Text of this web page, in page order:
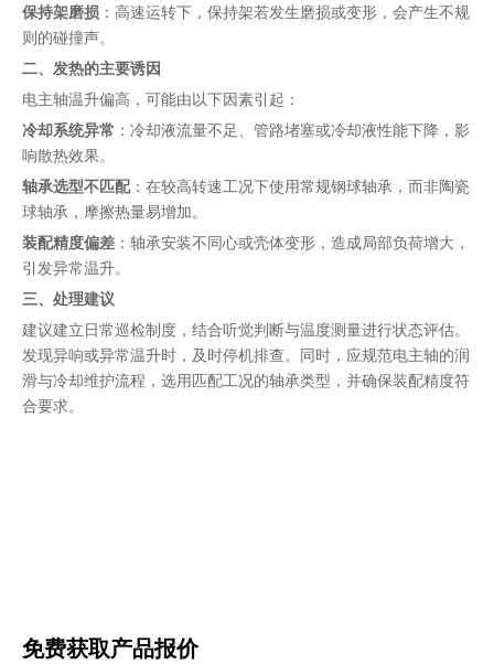
保持架磨损 ：高速运转下，保持架若发生磨损或变形，会产生不规
则的碰撞声。
二、发热的主要诱因
电主轴温升偏高，可能由以下因素引起：
冷却系统异常 ：冷却液流量不足、管路堵塞或冷却液性能下降，影
响散热效果。
轴承选型不匹配：在较高转速工况下使用常规钢球轴承，而非陶瓷
球轴承，摩擦热量易增加。
装配精度偏差 ：轴承安装不同心或壳体变形，造成局部负荷增大，
引发异常温升。
三、处理建议
建议建立日常巡检制度，结合听觉判断与温度测量进行状态评估。
发现异响或异常温升时，及时停机排查。同时，应规范电主轴的润
滑与冷却维护流程，选用匹配工况的轴承类型，并确保装配精度符
合要求。
免费获取产品报价